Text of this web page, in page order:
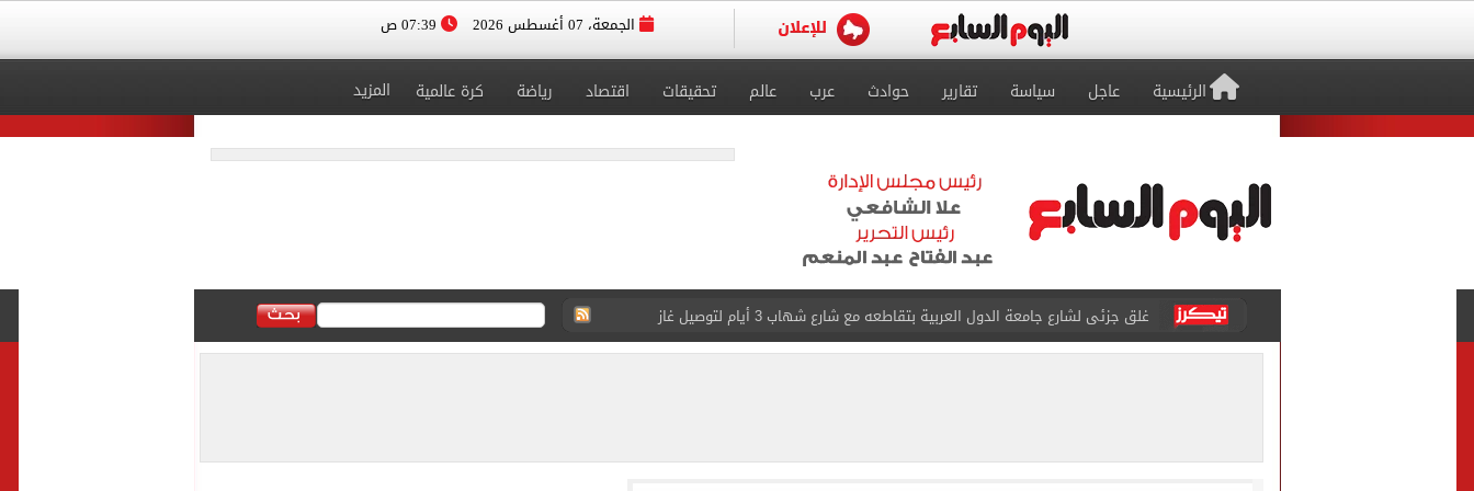
الجمعة، 07 أغسطس 2026
الرئيسية عاجل سياسة تقارير حوادث عرب عالم تحقيقات اقتصاد رياضة كرة عالمية المزيد
غلق جزئى لشارع جامعة الدول العربية بتقاطعه مع شارع شهاب 3 أيام لتوصيل غاز
عمرو دياب يدخل موسوعة جينيس بعد تصدره قائمة بيلبورد عربية لـ68 أسبوعا
أسعار الذهب في مصر تتراجع.. وعيار 21 يسجل هذا الرقم